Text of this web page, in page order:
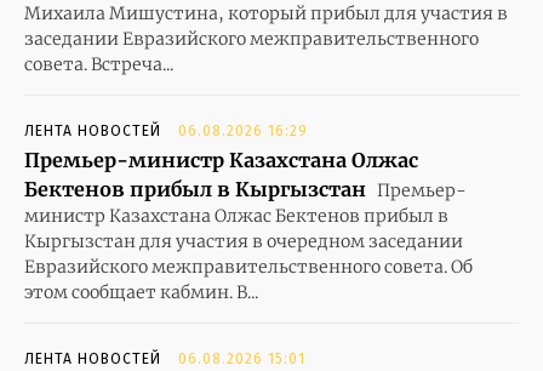
Михаила Мишустина, который прибыл для участия в
заседании Евразийского межправительственного
совета. Встреча...
ЛЕНТА НОВОСТЕЙ 06.08.2026 16:29
Премьер-министр Казахстана Олжас
Бектенов прибыл в Кыргызстан Премьер-
министр Казахстана Олжас Бектенов прибыл в
Кыргызстан для участия в очередном заседании
Евразийского межправительственного совета. Об
этом сообщает кабмин. В...
ЛЕНТА НОВОСТЕЙ 06.08.2026 15:01